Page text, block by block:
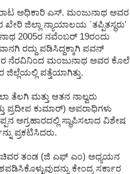
ಅಧಿಕಾರಿ ಎಸ್. ಮಂಜುನಾಥ ಅವರ
ಜಿಲ್ಲಾ ನ್ಯಾಯಾಲಯ `ತಪ್ಪಿತಸ್ಥರು'
2005ರ ನವೆಂಬರ್ 19ರಂದು
ರದ್ದು ಪಡಿಸಿದ್ದಕ್ಕಾಗಿ ಪವನ್
ನೆರವಿನಿಂದ ಮಂಜುನಾಥ ಅವರ ಕೊಲೆ
ಪತ್ತೆಯಾಗಿತ್ತು.
ತೆಲಗಿ ಮತ್ತು ಆತನ ನಾಲ್ವರು
ಕುಮಾರ್) ಅಪರಾಧಿಗಳು
ಅಗ್ರಹಾರದಲ್ಲಿ ಸ್ಥಾಪಿಸಲಾದ ವಿಶೇಷ
ಪ್ರಕಟಿಸಿದರು.
ತಂಡ (ಜಿ ಎಫ್ ಎಂ) ಅಧ್ಯಯನ
ಕೇಂದ್ರ ಸರ್ಕಾರ